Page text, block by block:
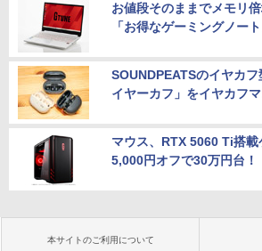
お値段そのままでメモリ
「お得なゲーミングノート
SOUNDPEATSのイヤカ
イヤーカフ」をイヤカフ
マウス、RTX 5060 Ti搭
5,000円オフで30万円台！
本サイトのご利用について